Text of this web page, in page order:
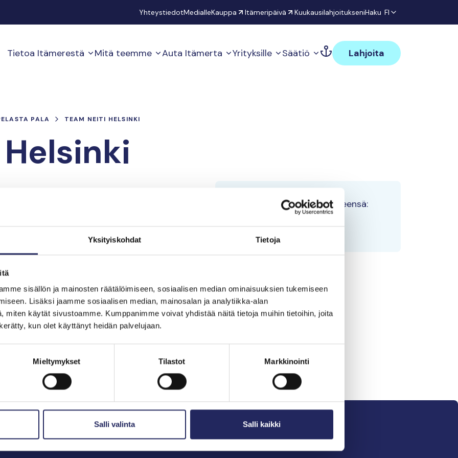
Yksityiskohdat Tietoja
sisällön ja mainosten räätälöimiseen, sosiaalisen median ominaisuuksien tukemiseen
Lisäksi jaamme sosiaalisen median, mainosalan ja analytiikka-alan
miten käytät sivustoamme. Kumppanimme voivat yhdistää näitä tietoja muihin tietoihin, joita
kun olet käyttänyt heidän palvelujaan.
Mieltymykset Tilastot Markkinointi
Salli valinta Salli kaikki
YhteystiedotMedialleKauppa Itämeripäivä KuukausilahjoitukseniHaku FI
Tietoa Itämerestä Mitä teemme Auta Itämerta Yrityksille Säätiö Lahjoita
PALA TEAM NEITI HELSINKI
antaa ihmiselle elämää ja terveyttä!
Tiimin lahjoitukset yhteensä: